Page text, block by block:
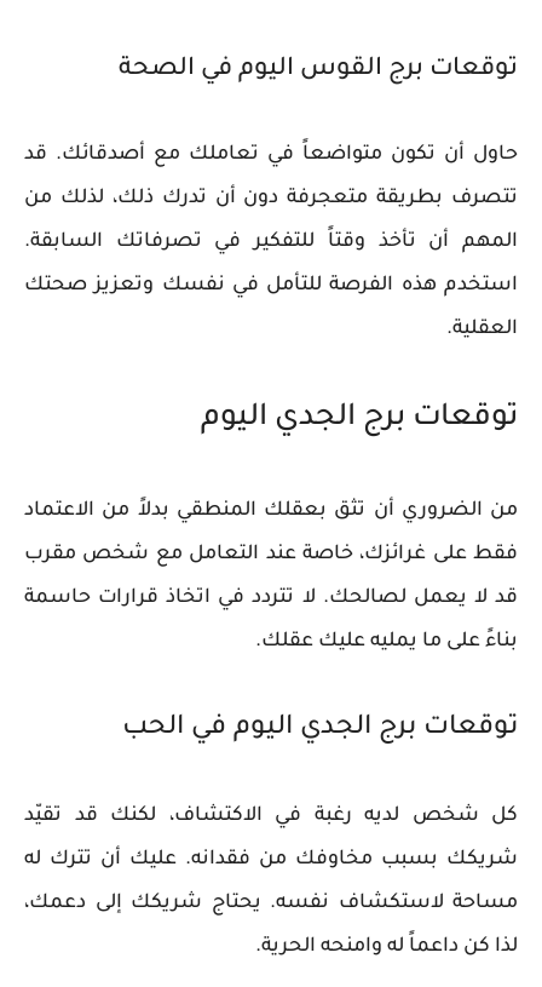
توقعات برج القوس اليوم في الصحة
حاول أن تكون متواضعاً في تعاملك مع أصدقائك. قد
تتصرف بطريقة متعجرفة دون أن تدرك ذلك، لذلك من
المهم أن تأخذ وقتاً للتفكير في تصرفاتك السابقة.
استخدم هذه الفرصة للتأمل في نفسك وتعزيز صحتك
العقلية.
توقعات برج الجدي اليوم
من الضروري أن تثق بعقلك المنطقي بدلاً من الاعتماد
فقط على غرائزك، خاصة عند التعامل مع شخص مقرب
قد لا يعمل لصالحك. لا تتردد في اتخاذ قرارات حاسمة
بناءً على ما يمليه عليك عقلك.
توقعات برج الجدي اليوم في الحب
كل شخص لديه رغبة في الاكتشاف، لكنك قد تقيّد
شريكك بسبب مخاوفك من فقدانه. عليك أن تترك له
مساحة لاستكشاف نفسه. يحتاج شريكك إلى دعمك،
لذا كن داعماً له وامنحه الحرية.